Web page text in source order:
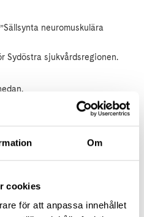
Om
cookies
för att anpassa innehållet
neuromuskulära
Sydöstra sjukvårdsregionen.